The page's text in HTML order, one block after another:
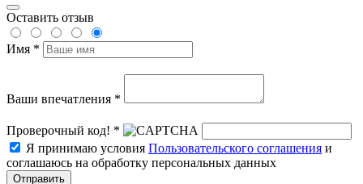
Оставить отзыв
Имя *
Ваши впечатления *
Проверочный код! *
Я принимаю условия Пользовательского соглашения и
соглашаюсь на обработку персональных данных
Отправить